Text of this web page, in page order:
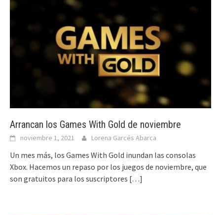
Arrancan los Games With Gold de noviembre
noviembre 1, 2021 Lorena Garcés Abarca
Un mes más, los Games With Gold inundan las consolas
Xbox. Hacemos un repaso por los juegos de noviembre, que
son gratuitos para los suscriptores […]